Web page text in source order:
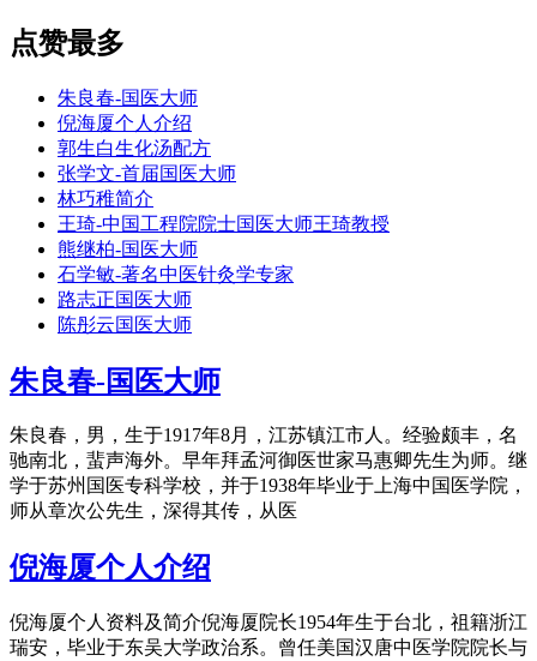
点赞最多
朱良春-国医大师
倪海厦个人介绍
郭生白生化汤配方
张学文-首届国医大师
林巧稚简介
王琦-中国工程院院士国医大师王琦教授
熊继柏-国医大师
石学敏-著名中医针灸学专家
路志正国医大师
陈彤云国医大师
朱良春-国医大师
朱良春，男，生于1917年8月，江苏镇江市人。经验颇丰，名
驰南北，蜚声海外。早年拜孟河御医世家马惠卿先生为师。继
学于苏州国医专科学校，并于1938年毕业于上海中国医学院，
师从章次公先生，深得其传，从医
倪海厦个人介绍
倪海厦个人资料及简介倪海厦院长1954年生于台北，祖籍浙江
瑞安，毕业于东吴大学政治系。曾任美国汉唐中医学院院长与